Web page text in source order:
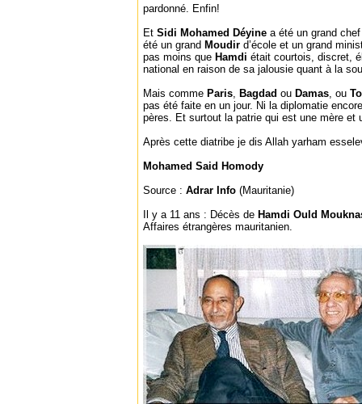
pardonné. Enfin!
Et Sidi Mohamed Déyine a été un grand
été un grand Moudir d’école et un grand
pas moins que Hamdi était courtois, discret,
national en raison de sa jalousie quant à la
Mais comme Paris, Bagdad ou Damas, ou
pas été faite en un jour. Ni la diplomatie
pères. Et surtout la patrie qui est une mère et
Après cette diatribe je dis Allah yarham
Mohamed Said Homody
Source : Adrar Info (Mauritanie)
Il y a 11 ans : Décès de Hamdi Ould
Affaires étrangères mauritanien.